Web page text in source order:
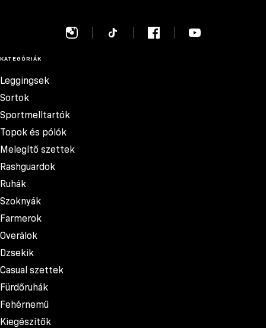
KATEGÓRIÁK
Leggingsek
Sortok
Sportmelltartók
Topok és pólók
Melegítő szettek
Rashguardok
Ruhák
Szoknyák
Farmerok
Overálok
Dzsekik
Casual szettek
Fürdőruhák
Fehérnemű
Kiegészítők